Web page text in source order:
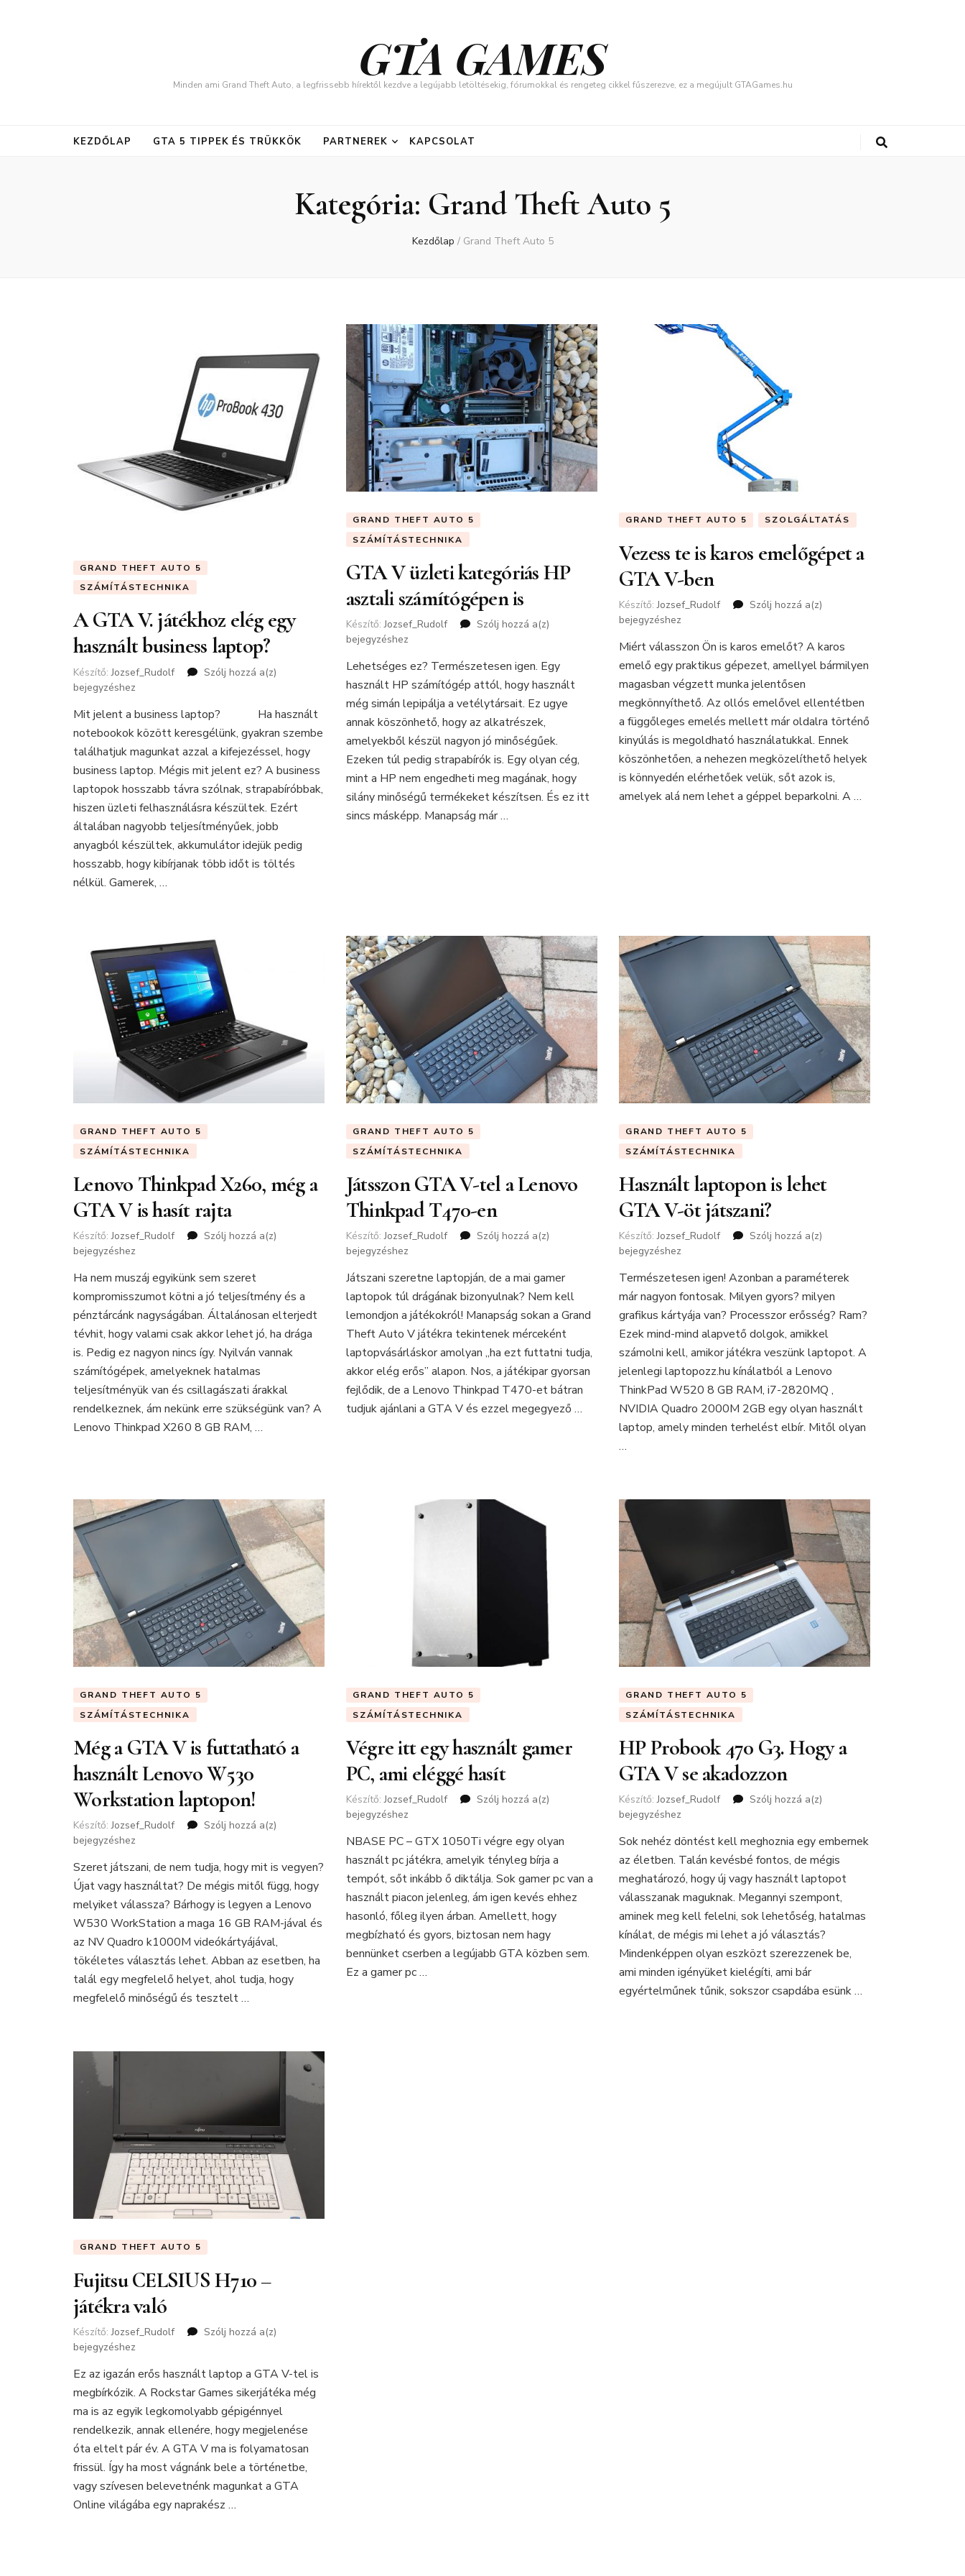
GTA GAMES
Minden ami Grand Theft Auto, a legfrissebb hírektől kezdve a legújabb letöltésekig, fórumokkal és rengeteg cikkel fűszerezve, ez a megújult GTAGames.hu
KEZDŐLAP GTA 5 TIPPEK ÉS TRÜKKÖK PARTNEREK KAPCSOLAT
Kategória: Grand Theft Auto 5
Kezdőlap / Grand Theft Auto 5
GRAND THEFT AUTO 5
SZÁMÍTÁSTECHNIKA
A GTA V. játékhoz elég egy
használt business laptop?
Készítő:Jozsef_Rudolf Szólj hozzá a(z)
játékhoz
elég
egy
használt
business
laptop?
bejegyzéshez
Mit jelent a business laptop? Ha használt
notebookok között keresgélünk, gyakran szembe
találhatjuk magunkat azzal a kifejezéssel, hogy
business laptop. Mégis mit jelent ez? A business
laptopok hosszabb távra szólnak, strapabíróbbak,
hiszen üzleti felhasználásra készültek. Ezért
általában nagyobb teljesítményűek, jobb
anyagból készültek, akkumulátor idejük pedig
hosszabb, hogy kibírjanak több időt is töltés
nélkül. Gamerek, …
GRAND THEFT AUTO 5
SZÁMÍTÁSTECHNIKA
GTA V üzleti kategóriás HP
asztali számítógépen is
Készítő:Jozsef_Rudolf Szólj hozzá a(z)
kategóriás
HP
asztali
bejegyzéshez
Lehetséges ez? Természetesen igen. Egy
használt HP számítógép attól, hogy használt
még simán lepipálja a vetélytársait. Ez ugye
annak köszönhető, hogy az alkatrészek,
amelyekből készül nagyon jó minőségűek.
Ezeken túl pedig strapabírók is. Egy olyan cég,
mint a HP nem engedheti meg magának, hogy
silány minőségű termékeket készítsen. És ez itt
sincs másképp. Manapság már …
GRAND THEFT AUTO 5 SZOLGÁLTATÁS
Vezess te is karos emelőgépet a
GTA V-ben
Készítő:Jozsef_Rudolf Szólj hozzá a(z)
karos
emelőgépet
GTA
V-
ben
bejegyzéshez
Miért válasszon Ön is karos emelőt? A karos
emelő egy praktikus gépezet, amellyel bármilyen
magasban végzett munka jelentősen
megkönnyíthető. Az ollós emelővel ellentétben
a függőleges emelés mellett már oldalra történő
kinyúlás is megoldható használatukkal. Ennek
köszönhetően, a nehezen megközelíthető helyek
is könnyedén elérhetőek velük, sőt azok is,
amelyek alá nem lehet a géppel beparkolni. A …
GRAND THEFT AUTO 5
SZÁMÍTÁSTECHNIKA
Lenovo Thinkpad X260, még a
GTA V is hasít rajta
Készítő:Jozsef_Rudolf Szólj hozzá a(z)
a
GTA
is
hasít
bejegyzéshez
Ha nem muszáj egyikünk sem szeret
kompromisszumot kötni a jó teljesítmény és a
pénztárcánk nagyságában. Általánosan elterjedt
tévhit, hogy valami csak akkor lehet jó, ha drága
is. Pedig ez nagyon nincs így. Nyilván vannak
számítógépek, amelyeknek hatalmas
teljesítményük van és csillagászati árakkal
rendelkeznek, ám nekünk erre szükségünk van? A
Lenovo Thinkpad X260 8 GB RAM, …
GRAND THEFT AUTO 5
SZÁMÍTÁSTECHNIKA
Játsszon GTA V-tel a Lenovo
Thinkpad T470-en
Készítő:Jozsef_Rudolf Szólj hozzá a(z)
tel
a
Lenovo
Thinkpad
T470-
en
bejegyzéshez
Játszani szeretne laptopján, de a mai gamer
laptopok túl drágának bizonyulnak? Nem kell
lemondjon a játékokról! Manapság sokan a Grand
Theft Auto V játékra tekintenek mérceként
laptopvásárláskor amolyan „ha ezt futtatni tudja,
akkor elég erős” alapon. Nos, a játékipar gyorsan
fejlődik, de a Lenovo Thinkpad T470-et bátran
tudjuk ajánlani a GTA V és ezzel megegyező …
GRAND THEFT AUTO 5
SZÁMÍTÁSTECHNIKA
Használt laptopon is lehet
GTA V-öt játszani?
Készítő:Jozsef_Rudolf Szólj hozzá a(z)
lehet
GTA
V-
öt
játszani?
bejegyzéshez
Természetesen igen! Azonban a paraméterek
már nagyon fontosak. Milyen gyors? milyen
grafikus kártyája van? Processzor erősség? Ram?
Ezek mind-mind alapvető dolgok, amikkel
számolni kell, amikor játékra veszünk laptopot. A
jelenlegi laptopozz.hu kínálatból a Lenovo
ThinkPad W520 8 GB RAM, i7-2820MQ ,
NVIDIA Quadro 2000M 2GB egy olyan használt
laptop, amely minden terhelést elbír. Mitől olyan
…
GRAND THEFT AUTO 5
SZÁMÍTÁSTECHNIKA
Még a GTA V is futtatható a
használt Lenovo W530
Workstation laptopon!
Készítő:Jozsef_Rudolf Szólj hozzá a(z)
V
is
futtatható
a
használt
Lenovo
W530
Workstation
bejegyzéshez
Szeret játszani, de nem tudja, hogy mit is vegyen?
Újat vagy használtat? De mégis mitől függ, hogy
melyiket válassza? Bárhogy is legyen a Lenovo
W530 WorkStation a maga 16 GB RAM-jával és
az NV Quadro k1000M videókártyájával,
tökéletes választás lehet. Abban az esetben, ha
talál egy megfelelő helyet, ahol tudja, hogy
megfelelő minőségű és tesztelt …
GRAND THEFT AUTO 5
SZÁMÍTÁSTECHNIKA
Végre itt egy használt gamer
PC, ami eléggé hasít
Készítő:Jozsef_Rudolf Szólj hozzá a(z)
használt
gamer
PC,
ami
eléggé
hasít
bejegyzéshez
NBASE PC – GTX 1050Ti végre egy olyan
használt pc játékra, amelyik tényleg bírja a
tempót, sőt inkább ő diktálja. Sok gamer pc van a
használt piacon jelenleg, ám igen kevés ehhez
hasonló, főleg ilyen árban. Amellett, hogy
megbízható és gyors, biztosan nem hagy
bennünket cserben a legújabb GTA közben sem.
Ez a gamer pc …
GRAND THEFT AUTO 5
SZÁMÍTÁSTECHNIKA
HP Probook 470 G3. Hogy a
GTA V se akadozzon
Készítő:Jozsef_Rudolf Szólj hozzá a(z)
G3.
Hogy
a
GTA
V
se
akadozzon
bejegyzéshez
Sok nehéz döntést kell meghoznia egy embernek
az életben. Talán kevésbé fontos, de mégis
meghatározó, hogy új vagy használt laptopot
válasszanak maguknak. Megannyi szempont,
aminek meg kell felelni, sok lehetőség, hatalmas
kínálat, de mégis mi lehet a jó választás?
Mindenképpen olyan eszközt szerezzenek be,
ami minden igényüket kielégíti, ami bár
egyértelműnek tűnik, sokszor csapdába esünk …
GRAND THEFT AUTO 5
Fujitsu CELSIUS H710 –
játékra való
Készítő:Jozsef_Rudolf Szólj hozzá a(z)
–
játékra
való
bejegyzéshez
Ez az igazán erős használt laptop a GTA V-tel is
megbírkózik. A Rockstar Games sikerjátéka még
ma is az egyik legkomolyabb gépigénnyel
rendelkezik, annak ellenére, hogy megjelenése
óta eltelt pár év. A GTA V ma is folyamatosan
frissül. Így ha most vágnánk bele a történetbe,
vagy szívesen belevetnénk magunkat a GTA
Online világába egy naprakész …